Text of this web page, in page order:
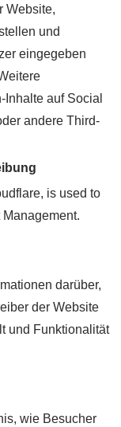
Website,
und
eingegeben
auf Social
andere Third-
is used to
darüber,
der Website
und Funktionalität
wie Besucher